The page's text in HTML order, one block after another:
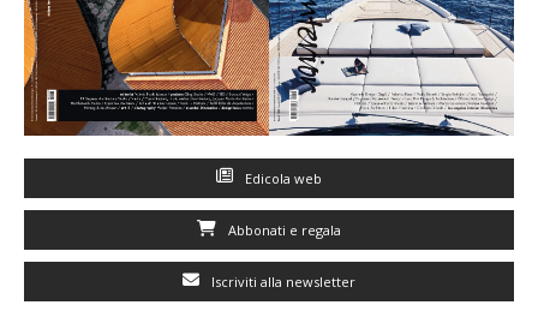
Edicola web
Abbonati e regala
Iscriviti alla newsletter